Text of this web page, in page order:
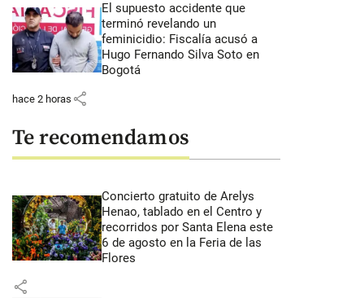
El supuesto accidente que
terminó revelando un
feminicidio: Fiscalía acusó a
Hugo Fernando Silva Soto en
Bogotá
hace 2 horas share
Te recomendamos
Concierto gratuito de Arelys
Henao, tablado en el Centro y
recorridos por Santa Elena este
6 de agosto en la Feria de las
Flores
share